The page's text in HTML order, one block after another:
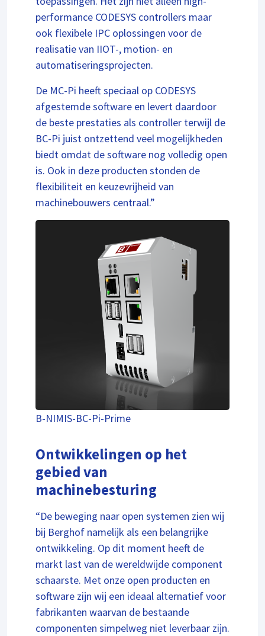
performance CODESYS controllers maar
ook flexibele IPC oplossingen voor de
realisatie van IIOT-, motion- en
automatiseringsprojecten.
De MC-Pi heeft speciaal op CODESYS
afgestemde software en levert daardoor
de beste prestaties als controller terwijl de
BC-Pi juist ontzettend veel mogelijkheden
biedt omdat de software nog volledig open
is. Ook in deze producten stonden de
flexibiliteit en keuzevrijheid van
machinebouwers centraal.”
B-NIMIS-BC-Pi-Prime
Ontwikkelingen op het
gebied van
machinebesturing
“De beweging naar open systemen zien wij
bij Berghof namelijk als een belangrijke
ontwikkeling. Op dit moment heeft de
markt last van de wereldwijde component
schaarste. Met onze open producten en
software zijn wij een ideaal alternatief voor
fabrikanten waarvan de bestaande
componenten simpelweg niet leverbaar zijn.